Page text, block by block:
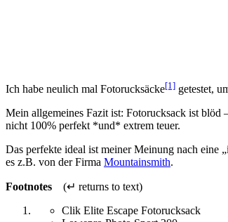
Ich habe neulich mal Fotorucksäcke[1] getestet,
Mein allgemeines Fazit ist: Fotorucksack ist blöd
nicht 100% perfekt *und* extrem teuer.
Das perfekte ideal ist meiner Meinung nach eine
es z.B. von der Firma Mountainsmith.
Footnotes (↵ returns to text)
Clik Elite Escape Fotorucksack